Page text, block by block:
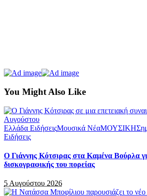
You Might Also Like
Ελλάδα ΕιδήσειςΜουσικά ΝέαΜΟΥΣΙΚΗ
Ειδήσεις
Ο Γιάννης Κότσιρας στα Καμένα Βούρλα
δισκογραφικής του πορείας
5 Αυγούστου 2026